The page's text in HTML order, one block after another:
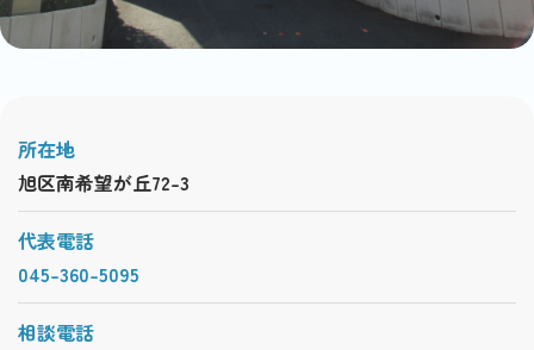
所在地
旭区南希望が丘72-3
代表電話
045-360-5095
相談電話